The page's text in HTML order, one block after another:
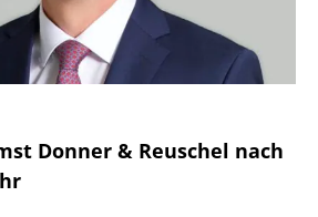
Donner & Reuschel nach